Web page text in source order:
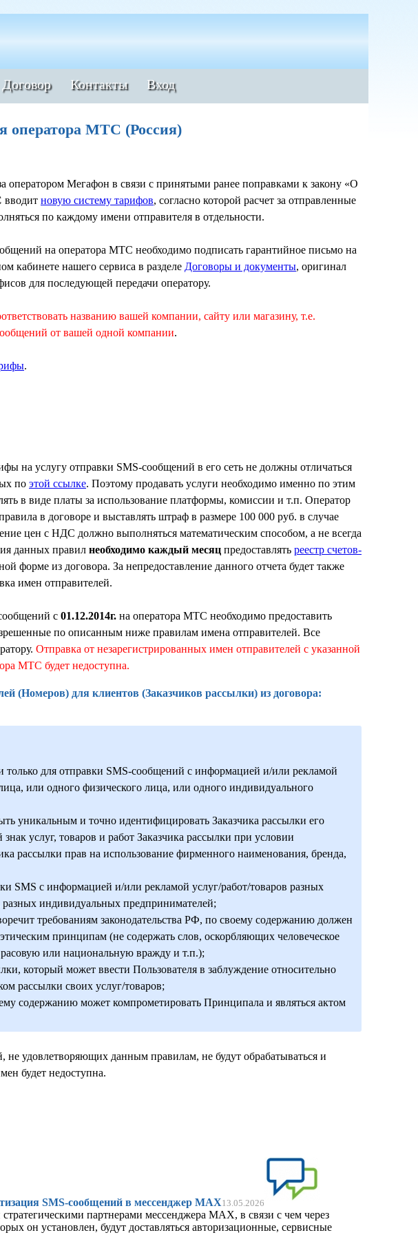
Договор Контакты Вход
оператора МТС (Россия)
оператором Мегафон в связи с принятыми ранее поправками к закону «О
вводит новую систему тарифов, согласно которой расчет за отправленные
по каждому имени отправителя в отдельности.
на оператора МТС необходимо подписать гарантийное письмо на
кабинете нашего сервиса в разделе Договоры и документы, оригинал
для последующей передачи оператору.
названию вашей компании, сайту или магазину, т.е.
от вашей одной компании.
.
на услугу отправки SMS-сообщений в его сеть не должны отличаться
по этой ссылке. Поэтому продавать услуги необходимо именно по этим
в виде платы за использование платформы, комиссии и т.п. Оператор
в договоре и выставлять штраф в размере 100 000 руб. в случае
цен с НДС должно выполняться математическим способом, а не всегда
данных правил необходимо каждый месяц предоставлять реестр счетов-
форме из договора. За непредоставление данного отчета будет также
имен отправителей.
с 01.12.2014г. на оператора МТС необходимо предоставить
по описанным ниже правилам имена отправителей. Все
Отправка от незарегистрированных имен отправителей с указанной
МТС будет недоступна.
(Номеров) для клиентов (Заказчиков рассылки) из договора:
только для отправки SMS-сообщений с информацией и/или рекламой
или одного физического лица, или одного индивидуального
уникальным и точно идентифицировать Заказчика рассылки его
услуг, товаров и работ Заказчика рассылки при условии
рассылки прав на использование фирменного наименования, бренда,
SMS с информацией и/или рекламой услуг/работ/товаров разных
индивидуальных предпринимателей;
требованиям законодательства РФ, по своему содержанию должен
принципам (не содержать слов, оскорбляющих человеческое
или национальную вражду и т.п.);
который может ввести Пользователя в заблуждение относительно
рассылки своих услуг/товаров;
содержанию может компрометировать Принципала и являться актом
не удовлетворяющих данным правилам, не будут обрабатываться и
будет недоступна.
SMS-сообщений в мессенджер MAX13.05.2026
партнерами мессенджера MAX, в связи с чем через
он установлен, будут доставляться авторизационные, сервисные